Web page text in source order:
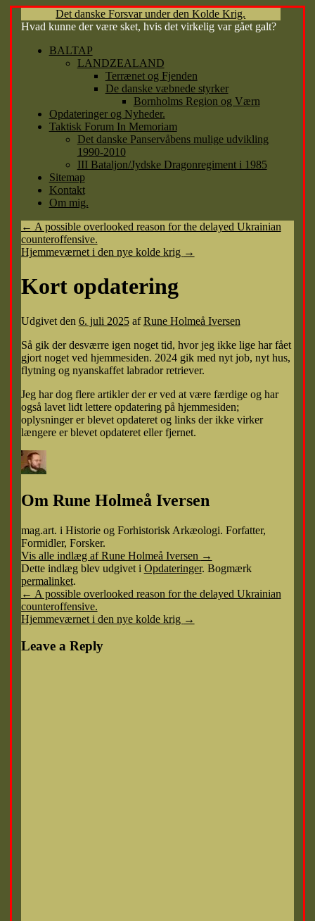
Det danske Forsvar under den Kolde Krig.
Hvad kunne der være sket, hvis det virkelig var gået galt?
Hop
BALTAP
LANDZEALAND
Terrænet og Fjenden
De danske væbnede styrker
Bornholms Region og Værn
Opdateringer og Nyheder.
Taktisk Forum In Memoriam
Det danske Panservåbens mulige udvikling
1990-2010
III Bataljon/Jydske Dragonregiment i 1985
Sitemap
Kontakt
Om mig.
← A possible overlooked reason for the delayed Ukrainian
counteroffensive.
Hjemmeværnet i den nye kolde krig →
Kort opdatering
Udgivet den 6. juli 2025 af Rune Holmeå Iversen
Så gik der desværre igen noget tid, hvor jeg ikke lige har fået
gjort noget ved hjemmesiden. 2024 gik med nyt job, nyt hus,
flytning og nyanskaffet labrador retriever.
Jeg har dog flere artikler der er ved at være færdige og har
også lavet lidt lettere opdatering på hjemmesiden;
oplysninger er blevet opdateret og links der ikke virker
længere er blevet opdateret eller fjernet.
Om Rune Holmeå Iversen
mag.art. i Historie og Forhistorisk Arkæologi. Forfatter,
Formidler, Forsker.
Vis alle indlæg af Rune Holmeå Iversen →
Dette indlæg blev udgivet i Opdateringer. Bogmærk
permalinket.
← A possible overlooked reason for the delayed Ukrainian
counteroffensive.
Hjemmeværnet i den nye kolde krig →
Leave a Reply